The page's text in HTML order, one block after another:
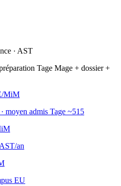
· AST
Tage Mage + dossier +
MiM
moyen admis Tage ~515
an
EU